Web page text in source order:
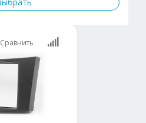
Сравнить